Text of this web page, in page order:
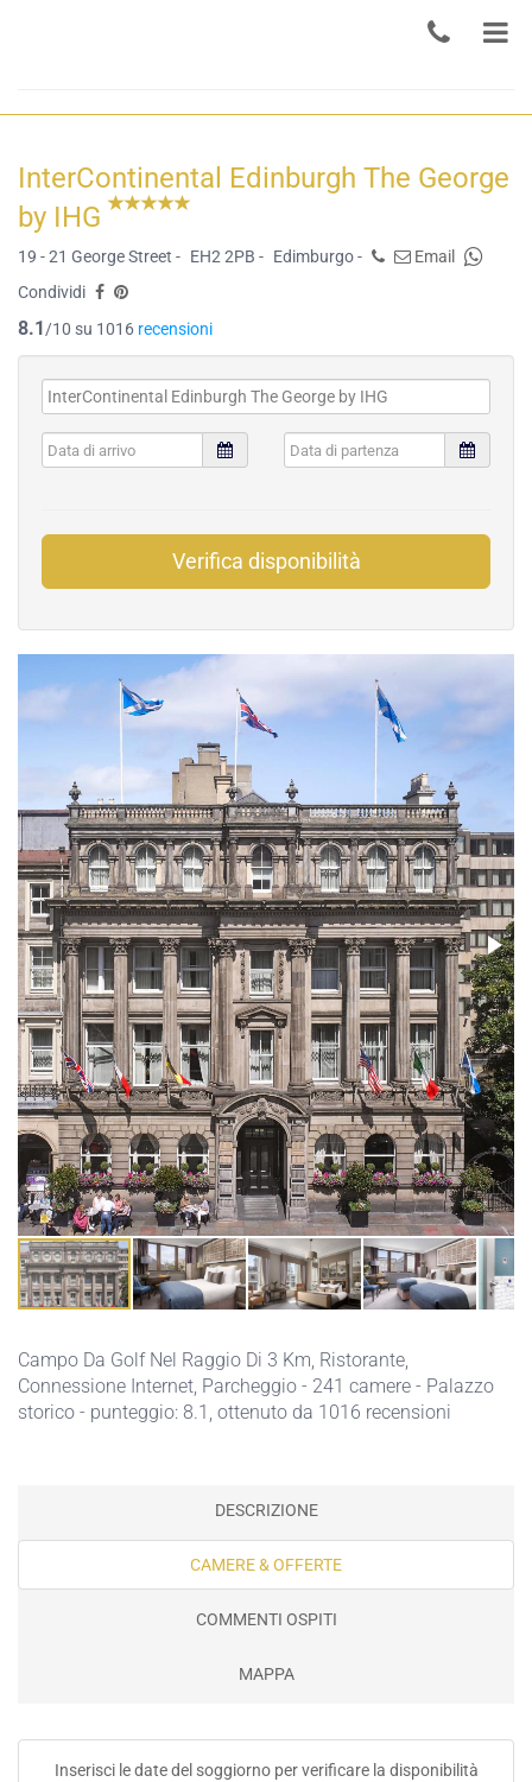
InterContinental Edinburgh The George
by IHG
19 - 21 George Street - EH2 2PB - Edimburgo -
Email
Condividi
8.1/10 su 1016 recensioni
Verifica disponibilità
Campo Da Golf Nel Raggio Di 3 Km, Ristorante,
Connessione Internet, Parcheggio - 241 camere - Palazzo
storico - punteggio: 8.1, ottenuto da 1016 recensioni
DESCRIZIONE
CAMERE & OFFERTE
COMMENTI OSPITI
MAPPA
Inserisci le date del soggiorno per verificare la disponibilità